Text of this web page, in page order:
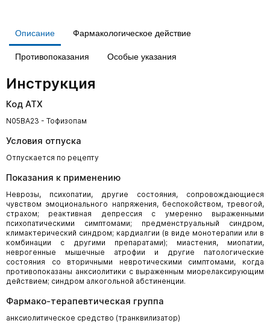
Описание Фармакологическое действие
Противопоказания Особые указания
Инструкция
Код АТХ
N05BA23 - Тофизопам
Условия отпуска
Отпускается по рецепту
Показания к применению
Неврозы, психопатии, другие состояния, сопровождающиеся
чувством эмоционального напряжения, беспокойством, тревогой,
страхом; реактивная депрессия с умеренно выраженными
психопатическими симптомами; предменструальный синдром,
климактерический синдром; кардиалгии (в виде монотерапии или в
комбинации с другими препаратами); миастения, миопатии,
неврогенные мышечные атрофии и другие патологические
состояния со вторичными невротическими симптомами, когда
противопоказаны анксиолитики с выраженным миорелаксирующим
действием; синдром алкогольной абстиненции.
Фармако-терапевтическая группа
анксиолитическое средство (транквилизатор)